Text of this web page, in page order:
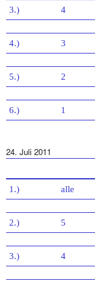
3.) 4
4.) 3
5.) 2
6.) 1
24. Juli 2011
1.) alle
2.) 5
3.) 4